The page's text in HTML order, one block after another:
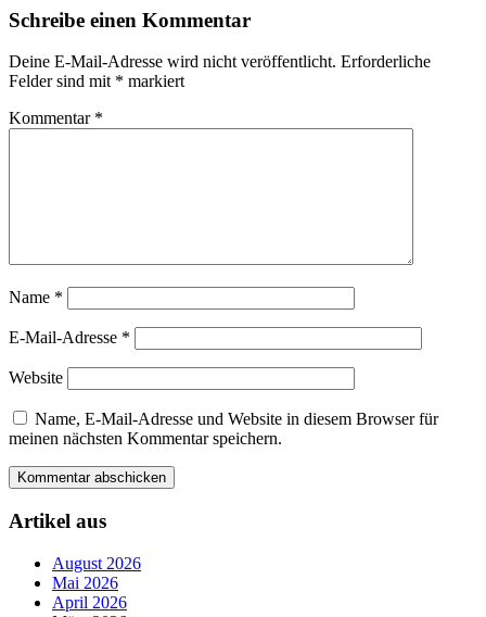
Schreibe einen Kommentar
Deine E-Mail-Adresse wird nicht veröffentlicht. Erforderliche
Felder sind mit * markiert
Kommentar *
Name *
E-Mail-Adresse *
Website
Name, E-Mail-Adresse und Website in diesem Browser für
meinen nächsten Kommentar speichern.
Artikel aus
August 2026
Mai 2026
April 2026